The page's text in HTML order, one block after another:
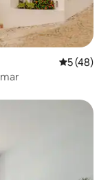
5 de uma
5 (48)